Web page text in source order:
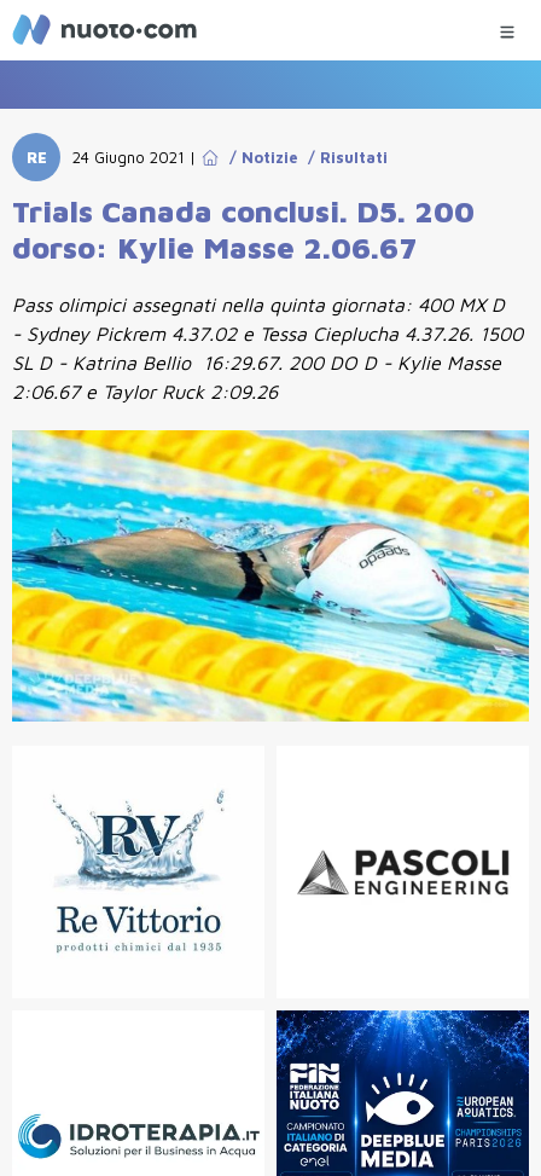
RE 24 Giugno 2021 | / Notizie / Risultati
Trials Canada conclusi. D5. 200
dorso: Kylie Masse 2.06.67
Pass olimpici assegnati nella quinta giornata: 400 MX D
- Sydney Pickrem 4.37.02 e Tessa Cieplucha 4.37.26. 1500
SL D - Katrina Bellio 16:29.67. 200 DO D - Kylie Masse
2:06.67 e Taylor Ruck 2:09.26